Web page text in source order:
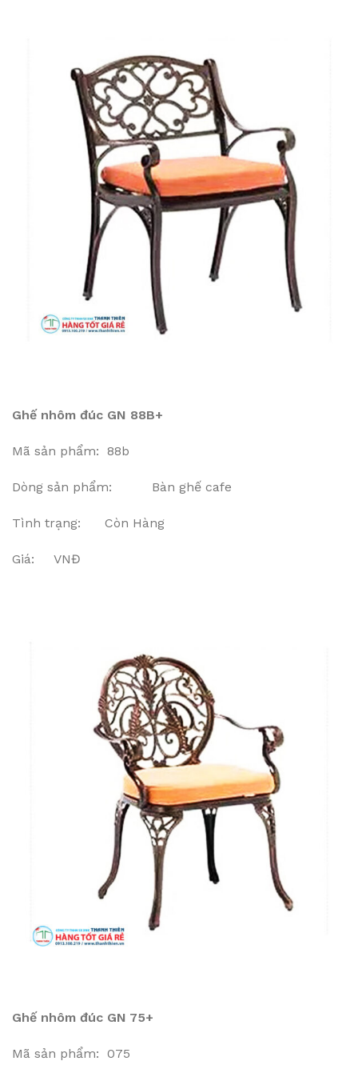
Ghế nhôm đúc GN 88B+
Mã sản phẩm: 88b
Dòng sản phẩm: Bàn ghế cafe
Tình trạng: Còn Hàng
Giá: VNĐ
Ghế nhôm đúc GN 75+
Mã sản phẩm: 075